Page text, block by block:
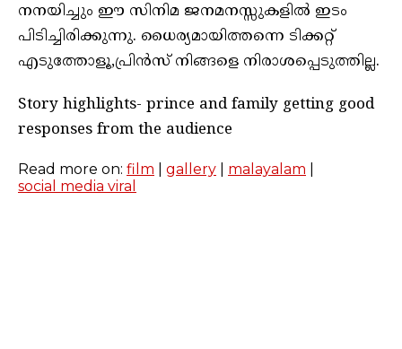
നനയിച്ചും ഈ സിനിമ ജനമനസ്സുകളിൽ ഇടം
പിടിച്ചിരിക്കുന്നു. ധൈര്യമായിത്തന്നെ ടിക്കറ്റ്
എടുത്തോളൂ,പ്രിൻസ് നിങ്ങളെ നിരാശപ്പെടുത്തില്ല.
Story highlights- prince and family getting good
responses from the audience
Read more on: film gallery malayalam
social media viral